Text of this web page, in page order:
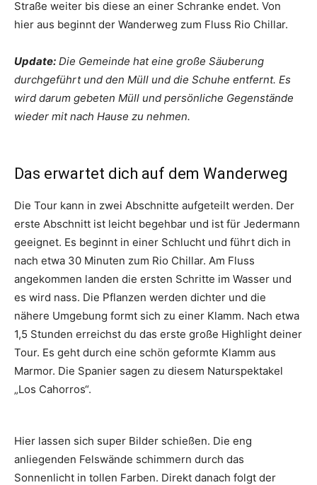
Straße weiter bis diese an einer Schranke endet. Von
hier aus beginnt der Wanderweg zum Fluss Rio Chillar.
Update: Die Gemeinde hat eine große Säuberung
durchgeführt und den Müll und die Schuhe entfernt. Es
wird darum gebeten Müll und persönliche Gegenstände
wieder mit nach Hause zu nehmen.
Das erwartet dich auf dem Wanderweg
Die Tour kann in zwei Abschnitte aufgeteilt werden. Der
erste Abschnitt ist leicht begehbar und ist für Jedermann
geeignet. Es beginnt in einer Schlucht und führt dich in
nach etwa 30 Minuten zum Rio Chillar. Am Fluss
angekommen landen die ersten Schritte im Wasser und
es wird nass. Die Pflanzen werden dichter und die
nähere Umgebung formt sich zu einer Klamm. Nach etwa
1,5 Stunden erreichst du das erste große Highlight deiner
Tour. Es geht durch eine schön geformte Klamm aus
Marmor. Die Spanier sagen zu diesem Naturspektakel
„Los Cahorros“.
Hier lassen sich super Bilder schießen. Die eng
anliegenden Felswände schimmern durch das
Sonnenlicht in tollen Farben. Direkt danach folgt der